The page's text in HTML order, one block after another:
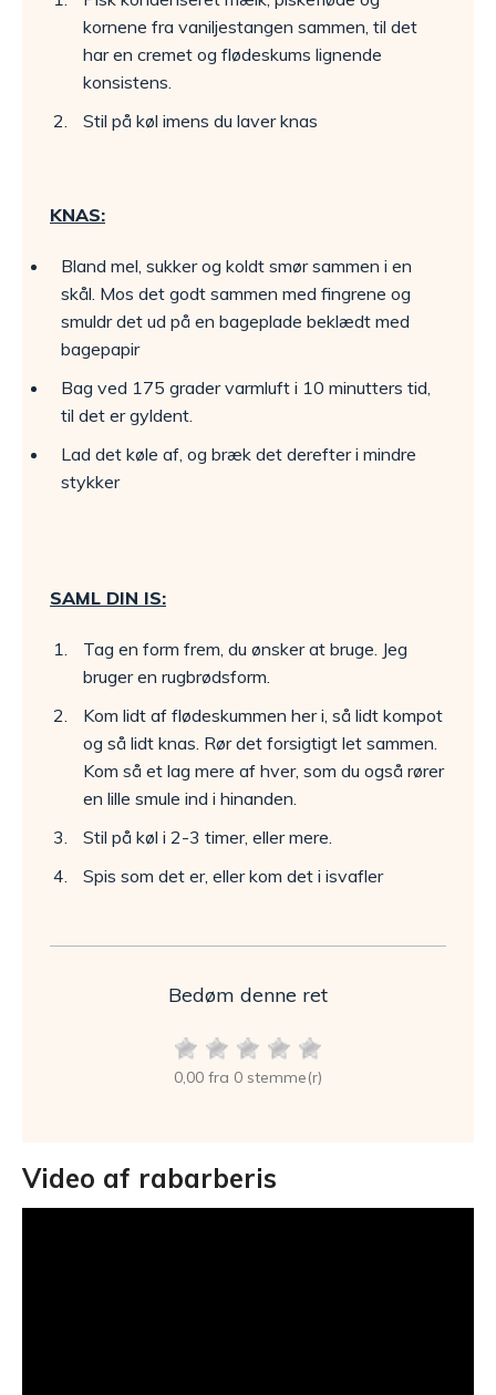
kornene fra vaniljestangen sammen, til det
har en cremet og flødeskums lignende
konsistens.
Stil på køl imens du laver knas
KNAS:
Bland mel, sukker og koldt smør sammen i en
skål. Mos det godt sammen med fingrene og
smuldr det ud på en bageplade beklædt med
bagepapir
Bag ved 175 grader varmluft i 10 minutters tid,
til det er gyldent.
Lad det køle af, og bræk det derefter i mindre
stykker
SAML DIN IS:
Tag en form frem, du ønsker at bruge. Jeg
bruger en rugbrødsform.
Kom lidt af flødeskummen her i, så lidt kompot
og så lidt knas. Rør det forsigtigt let sammen.
Kom så et lag mere af hver, som du også rører
en lille smule ind i hinanden.
Stil på køl i 2-3 timer, eller mere.
Spis som det er, eller kom det i isvafler
Bedøm denne ret
0,00 fra 0 stemme(r)
Video af rabarberis